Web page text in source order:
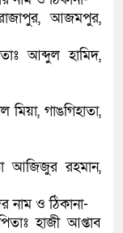
আজমপুর,
আব্দুল হামিদ,
মিয়া, গাঙগিহাতা,
আজিজুর রহমান,
নাম ও ঠিকানা-
হাজী আপ্তাব